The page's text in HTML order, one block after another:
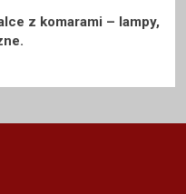
z komarami – lampy,